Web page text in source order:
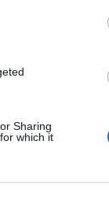
Sharing
which it
νέος αγωγός
νέος αγωγός
αγωγός
ρέματος, με
σύμβαση,
χρηματοδότησης,
Θωράκισης και